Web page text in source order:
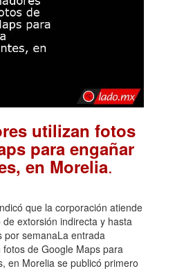
utilizan fotos
para engañar
en Morelia.
que la corporación atiende
extorsión indirecta y hasta
por semanaLa entrada
de Google Maps para
en Morelia se publicó primero